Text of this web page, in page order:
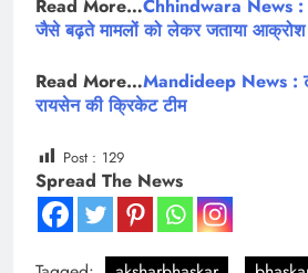
Read More…Chhindwara News :
जैसे बढ़ते मामलों को लेकर जताया आक्रोश
Read More…Mandideep News :
रायसेन की क्रिकेट टीम
Post : 129
Spread The News